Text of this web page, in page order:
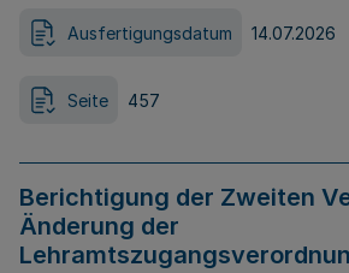
Ausfertigungsdatum 14.07.2026
Seite 457
Berichtigung der Zweiten
Änderung der